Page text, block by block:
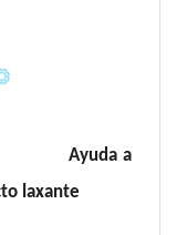
Ayuda a
laxante